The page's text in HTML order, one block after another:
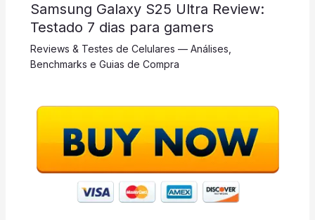
Samsung Galaxy S25 Ultra Review:
Testado 7 dias para gamers
Reviews & Testes de Celulares — Análises,
Benchmarks e Guias de Compra